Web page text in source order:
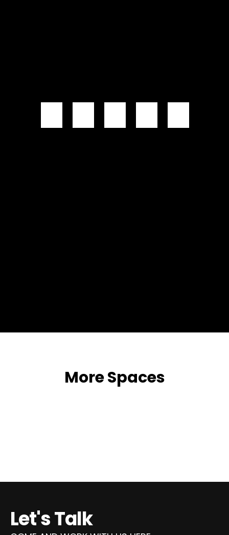
More Spaces
Altice Arena – Lisbon
Let's Talk